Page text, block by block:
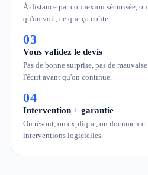
À distance par connexion sécurisée,
qu'on voit, ce que ça coûte.
03
Vous validez le devis
Pas de bonne surprise, pas de
l'écrit avant qu'on continue.
04
Intervention + garantie
On résout, on explique, on
interventions logicielles.